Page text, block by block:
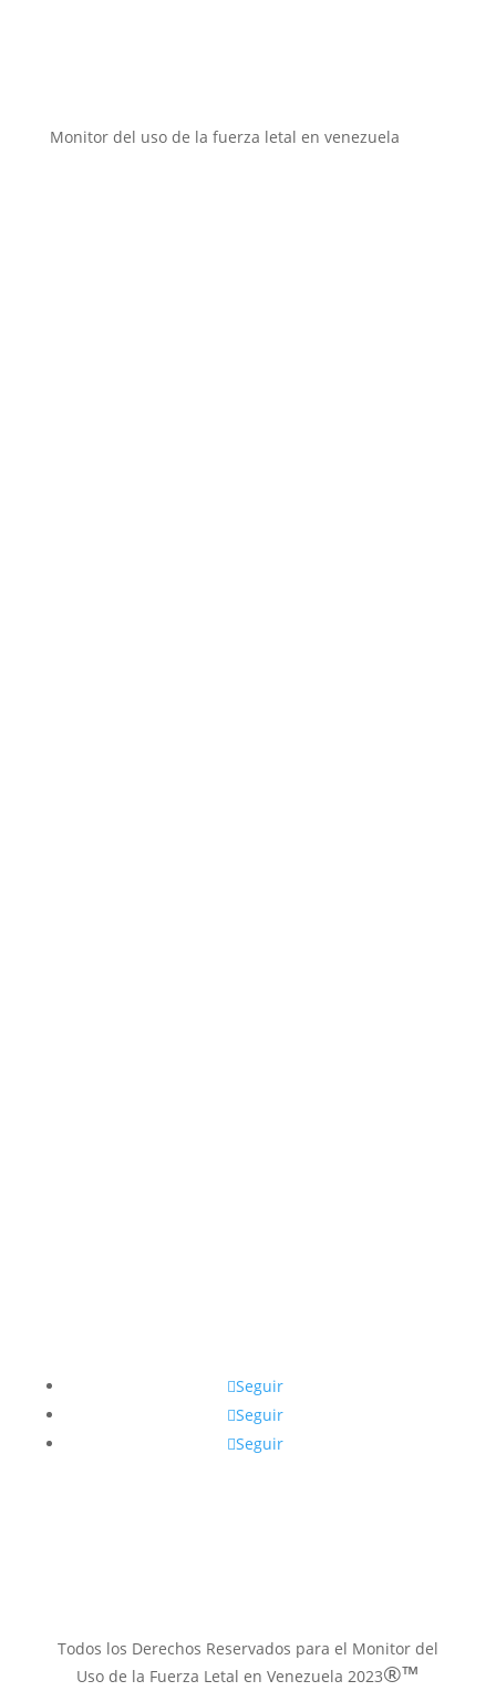
Monitor del uso de la fuerza letal en venezuela
Seguir
Seguir
Seguir
Todos los Derechos Reservados para el Monitor del
Uso de la Fuerza Letal en Venezuela 2023®™